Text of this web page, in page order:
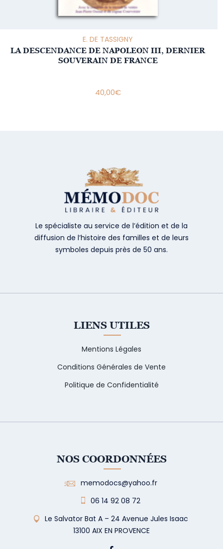
E. DE TASSIGNY
LA DESCENDANCE DE NAPOLEON III, DERNIER
SOUVERAIN DE FRANCE
40,00€
Le spécialiste au service de l’édition et de la
diffusion de l’histoire des familles et de leurs
symboles depuis près de 50 ans.
LIENS UTILES
Mentions Légales
Conditions Générales de Vente
Politique de Confidentialité
NOS COORDONNÉES
memodocs@yahoo.fr
06 14 92 08 72
Le Salvator Bat A – 24 Avenue Jules Isaac
13100 AIX EN PROVENCE